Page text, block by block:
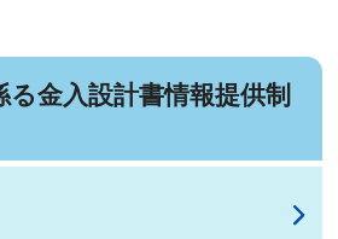
る金入設計書情報提供制